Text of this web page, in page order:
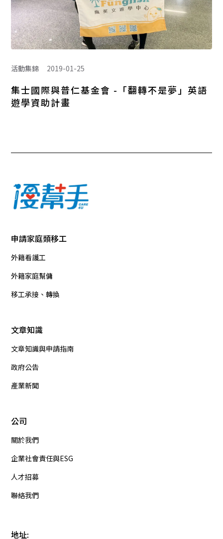
活動集錦 2019-01-25
集士國際與普仁基金會 -「翻轉不是夢」英語
遊學資助計畫
申請家庭類移工
外籍看護工
外籍家庭幫傭
移工承接、轉換
文章知識
文章知識與申請指南
政府公告
產業新聞
公司
關於我們
企業社會責任與ESG
人才招募
聯絡我們
地址: